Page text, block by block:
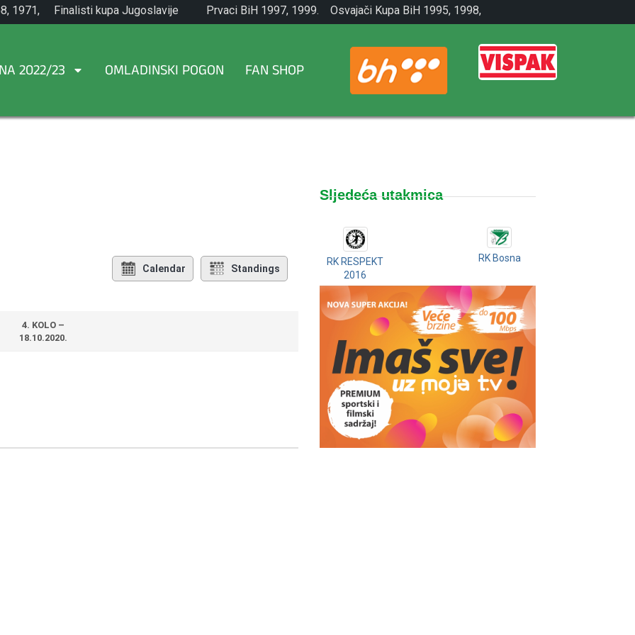
1971,
Finalisti kupa Jugoslavije
1965.
Prvaci BiH 1997, 1999.
Osvajači Kupa BiH 1995, 1998,
2001.
2022/23 OMLADINSKI POGON FAN SHOP
Calendar Standings
4. KOLO –
18.10.2020.
Sljedeća utakmica
RK RESPEKT
2016
RK Bosna